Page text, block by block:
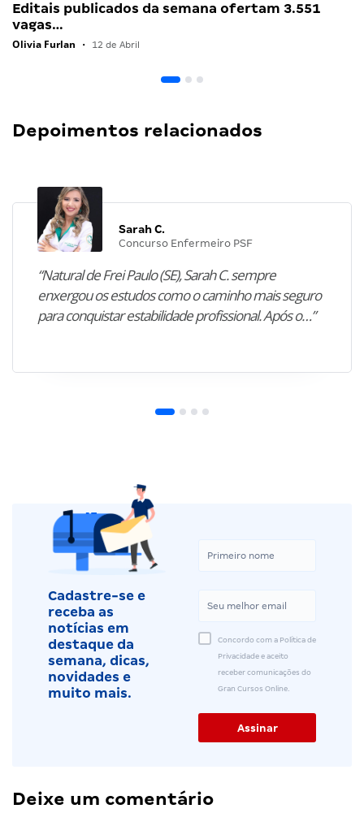
Editais publicados da semana ofertam 3.551
vagas…
Olivia Furlan • 12 de Abril
Depoimentos relacionados
Sarah C.
Concurso Enfermeiro PSF
“Natural de Frei Paulo (SE), Sarah C. sempre
enxergou os estudos como o caminho mais seguro
para conquistar estabilidade profissional. Após o…”
Cadastre-se e
receba as
notícias em
destaque da
semana, dicas,
novidades e
muito mais.
Concordo com a Política de
Privacidade e aceito
receber comunicações do
Gran Cursos Online.
Deixe um comentário